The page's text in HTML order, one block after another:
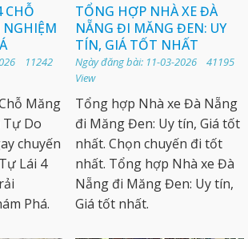
CHỖ
11242
Măng
Do
chuyến
Lái 4
Phá.
TỔNG HỢP NHÀ XE ĐÀ
NẴNG ĐI MĂNG ĐEN: UY
TÍN, GIÁ TỐT NHẤT
Ngày đăng bài: 11-03-2026 41195
View
Tổng hợp Nhà xe Đà Nẵng
đi Măng Đen: Uy tín, Giá tốt
nhất. Chọn chuyến đi tốt
nhất. Tổng hợp Nhà xe Đà
Nẵng đi Măng Đen: Uy tín,
Giá tốt nhất.